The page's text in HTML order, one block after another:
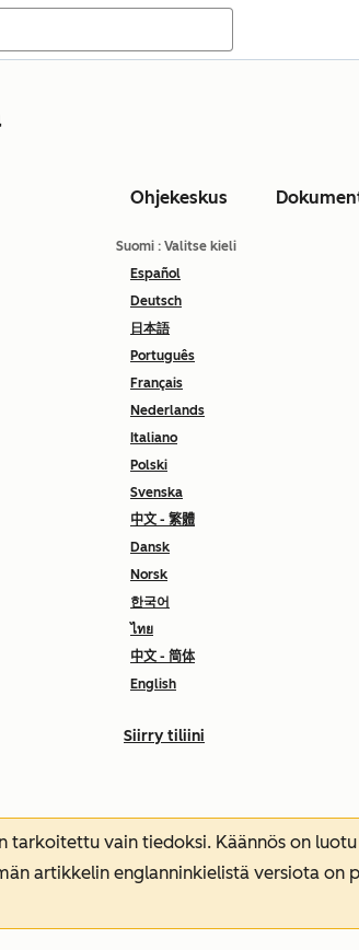
Ohjekeskus
Suomi : Valitse kieli
Español
Deutsch
日本語
Português
Français
Nederlands
Italiano
Polski
Svenska
中文 - 繁體
Dansk
Norsk
한국어
ไทย
中文 - 简体
English
Siirry tiliini
tarkoitettu vain tiedoksi. Käännös on
artikkelin englanninkielistä versiota on